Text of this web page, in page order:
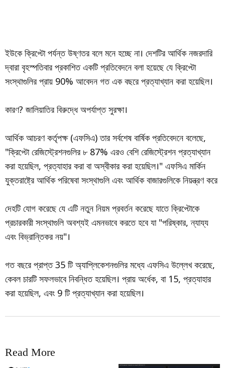
ইউকে ক্রিপ্টো পর্যন্ত উষ্ণতর বলে মনে হচ্ছে না। দেশটির আর্থিক নজরদারি
দ্বারা বৃহস্পতিবার প্রকাশিত একটি প্রতিবেদনে বলা হয়েছে যে ক্রিপ্টো
সংস্থাগুলির প্রায় 90% আবেদন গত এক বছরে প্রত্যাখ্যান করা হয়েছিল।
কারণ? জালিয়াতির বিরুদ্ধে অপর্যাপ্ত সুরক্ষা।
আর্থিক আচরণ কর্তৃপক্ষ (এফসিএ) তার সর্বশেষ বার্ষিক প্রতিবেদনে বলেছে,
"ক্রিপ্টো রেজিস্ট্রেশনগুলির ৮ 87% এরও বেশি রেজিস্ট্রেশন প্রত্যাখ্যান
করা হয়েছিল, প্রত্যাহার করা বা অস্বীকার করা হয়েছিল।" এফসিএ মার্কিন
যুক্তরাষ্ট্রে আর্থিক পরিষেবা সংস্থাগুলি এবং আর্থিক বাজারগুলিকে নিয়ন্ত্রণ করে
দেহটি যোগ করেছে যে এটি নতুন নিয়ম প্রবর্তন করেছে যাতে ক্রিপ্টোকে
প্রচারকারী সংস্থাগুলি অবশ্যই এমনভাবে করতে হবে যা "পরিষ্কার, ন্যায্য
এবং বিভ্রান্তিকর নয়"।
গত বছরে প্রাপ্ত 35 টি অ্যাপ্লিকেশনগুলির মধ্যে এফসিএ উল্লেখ করেছে,
কেবল চারটি সফলভাবে নিবন্ধিত হয়েছিল। প্রায় অর্ধেক, বা 15, প্রত্যাহার
করা হয়েছিল, এবং 9 টি প্রত্যাখ্যান করা হয়েছিল।
Read More